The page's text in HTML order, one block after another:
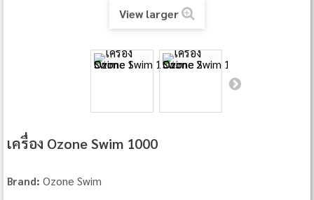
View larger
เครื่อง Ozone Swim 1000
Brand: Ozone Swim